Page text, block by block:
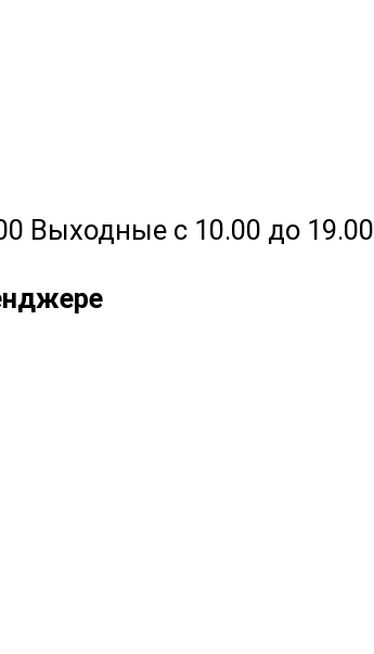
Выходные с 10.00 до 19.00